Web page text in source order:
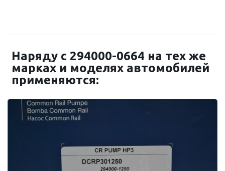
Наряду с 294000-0664 на тех же
марках и моделях автомобилей
применяются: